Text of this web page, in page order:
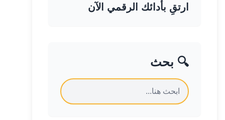
ارتقِ بأدائك الرقمي الآن
🔍 بحث